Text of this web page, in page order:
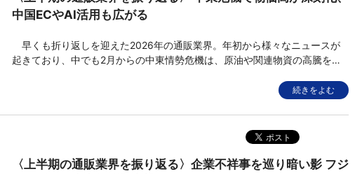
中国ECやAI活用も広がる
早くも折り返しを迎えた2026年の通販業界。年初から様々なニュースが
起きており、中でも2月からの中東情勢危機は、原油や関連物資の高騰を招
サービスが今年も日本で話題となり、昨年に引き続き活発な動きを見せてい
続きをよむ
〈上半期の通販業界を振り返る〉企業不祥事を巡り暗い影 フジ